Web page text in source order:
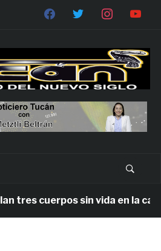
tres cuerpos sin vida en la